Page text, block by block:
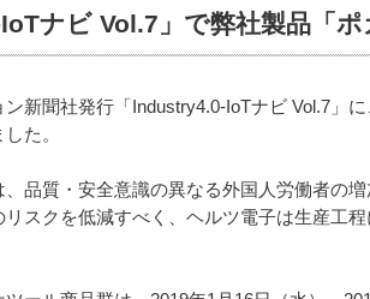
ナビ Vol.7」で弊社製品「
新聞社発行「Industry4.0-IoTナビ Vol.7」
た。
品質・安全意識の異なる外国人労働者の
リスクを低減すべく、ヘルツ電子は生産工